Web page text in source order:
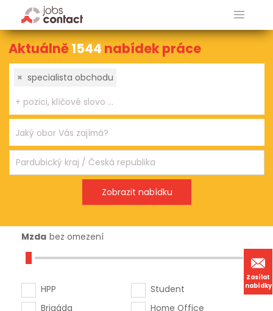
Zasílat
nabídky
Aktuálně1544 nabídek práce
× specialista obchodu
Mzda bez omezení
HPP
Brigáda
Student
Home Office